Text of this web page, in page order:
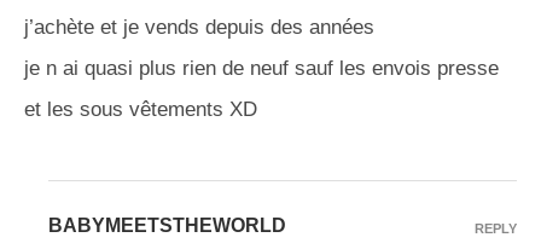
j’achète et je vends depuis des années
je n ai quasi plus rien de neuf sauf les envois presse
et les sous vêtements XD
BABYMEETSTHEWORLD REPLY